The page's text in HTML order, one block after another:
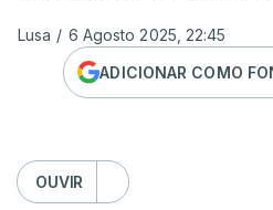
Lusa / 6 Agosto 2025, 22:45
ADICIONAR COMO
OUVIR